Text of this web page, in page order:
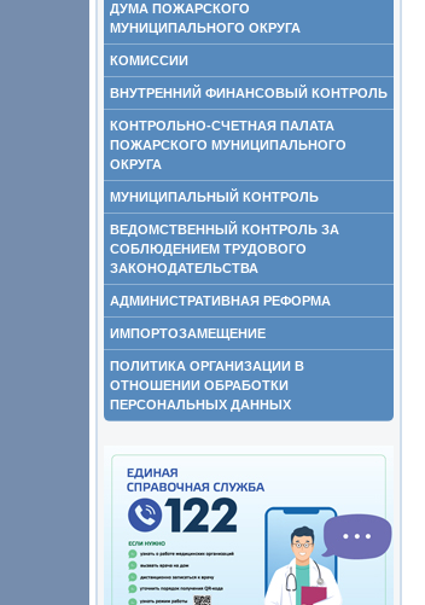
ДУМА ПОЖАРСКОГО
МУНИЦИПАЛЬНОГО ОКРУГА
КОМИССИИ
ВНУТРЕННИЙ ФИНАНСОВЫЙ КОНТРОЛЬ
КОНТРОЛЬНО-СЧЕТНАЯ ПАЛАТА
ПОЖАРСКОГО МУНИЦИПАЛЬНОГО
ОКРУГА
МУНИЦИПАЛЬНЫЙ КОНТРОЛЬ
ВЕДОМСТВЕННЫЙ КОНТРОЛЬ ЗА
СОБЛЮДЕНИЕМ ТРУДОВОГО
ЗАКОНОДАТЕЛЬСТВА
АДМИНИСТРАТИВНАЯ РЕФОРМА
ИМПОРТОЗАМЕЩЕНИЕ
ПОЛИТИКА ОРГАНИЗАЦИИ В
ОТНОШЕНИИ ОБРАБОТКИ
ПЕРСОНАЛЬНЫХ ДАННЫХ